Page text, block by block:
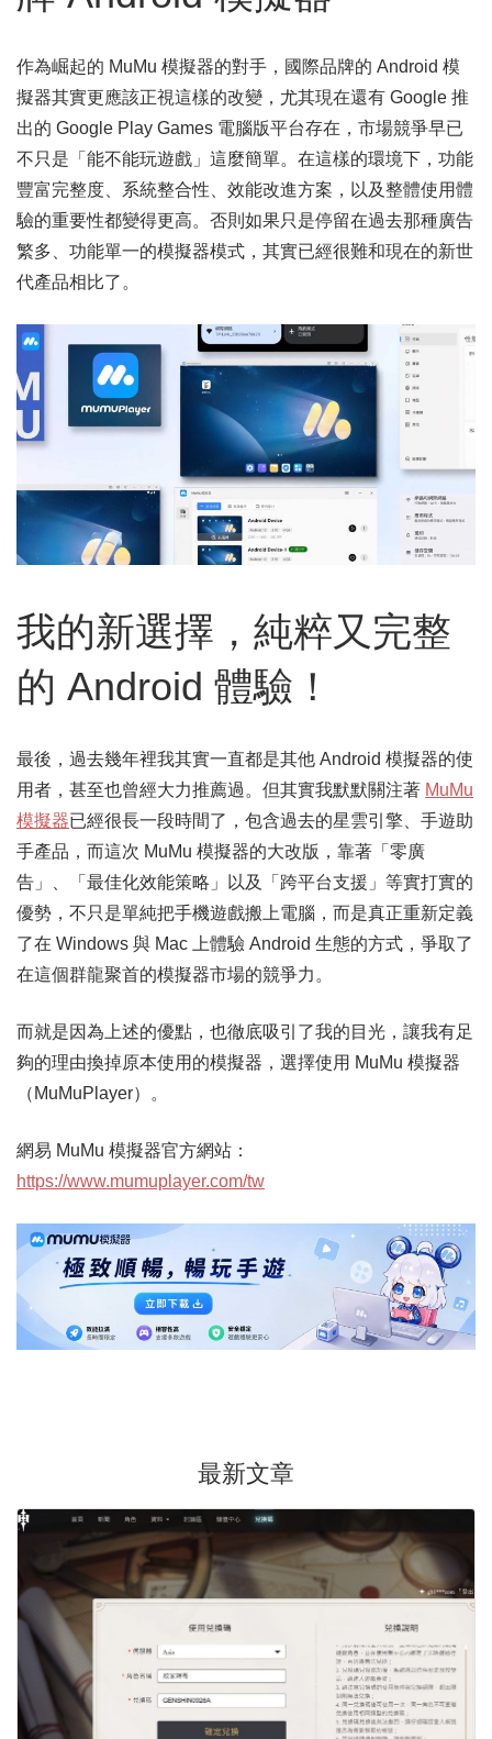
作為崛起的 MuMu 模擬器的對手，國際品牌的 Android 模
擬器其實更應該正視這樣的改變，尤其現在還有 Google 推
出的 Google Play Games 電腦版平台存在，市場競爭早已
不只是「能不能玩遊戲」這麼簡單。在這樣的環境下，功能
豐富完整度、系統整合性、效能改進方案，以及整體使用體
驗的重要性都變得更高。否則如果只是停留在過去那種廣告
繁多、功能單一的模擬器模式，其實已經很難和現在的新世
代產品相比了。
我的新選擇，純粹又完整
的 Android 體驗！
最後，過去幾年裡我其實一直都是其他 Android 模擬器的使
用者，甚至也曾經大力推薦過。但其實我默默關注著 MuMu
模擬器已經很長一段時間了，包含過去的星雲引擎、手遊助
手產品，而這次 MuMu 模擬器的大改版，靠著「零廣
告」、「最佳化效能策略」以及「跨平台支援」等實打實的
優勢，不只是單純把手機遊戲搬上電腦，而是真正重新定義
了在 Windows 與 Mac 上體驗 Android 生態的方式，爭取了
在這個群龍聚首的模擬器市場的競爭力。
而就是因為上述的優點，也徹底吸引了我的目光，讓我有足
夠的理由換掉原本使用的模擬器，選擇使用 MuMu 模擬器
（MuMuPlayer）。
網易 MuMu 模擬器官方網站：
https://www.mumuplayer.com/tw
最新文章